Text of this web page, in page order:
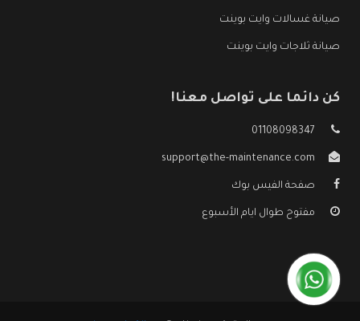
صيانة غسالات وايت بوينت
صيانة ثلاجات وايت بوينت
كن دائما على تواصل معنا!
01108098347
support@the-maintenance.com
صفحة الفيس بوك
مفتوح طوال ايام الأسبوع